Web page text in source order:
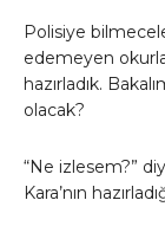
Polisiye
edemeyen
hazırladık.
olacak?
“Ne izlesem?”
Kara’nın